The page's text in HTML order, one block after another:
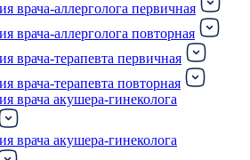
врача-аллерголога первичная
врача-аллерголога повторная
врача-терапевта первичная
врача-терапевта повторная
врача акушера-гинеколога
врача акушера-гинеколога